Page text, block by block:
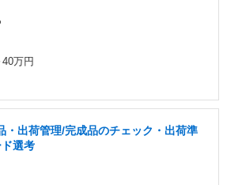
万円
・出荷管理/完成品のチェック・出荷準
選考